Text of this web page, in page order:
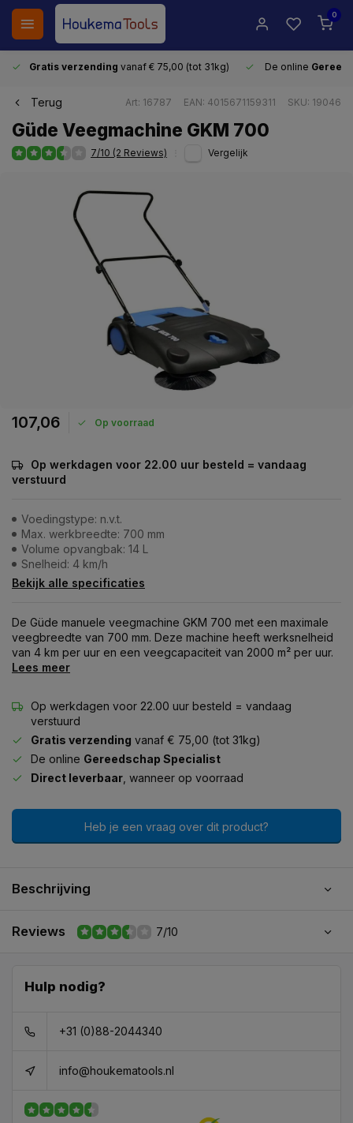
0
Gratis verzending vanaf € 75,00 (tot 31kg) De online
Terug Art: 16787 EAN: 4015671159311 SKU: 19046
Güde Veegmachine GKM 700
7/10 (2 Reviews) Vergelijk
107,06 Op voorraad
Op werkdagen voor 22.00 uur besteld = vandaag
verstuurd
Voedingstype: n.v.t.
Max. werkbreedte: 700 mm
Volume opvangbak: 14 L
Snelheid: 4 km/h
Bekijk alle specificaties
De Güde manuele veegmachine GKM 700 met een maximale
veegbreedte van 700 mm. Deze machine heeft werksnelheid
van 4 km per uur en een veegcapaciteit van 2000 m² per uur.
Lees meer
Op werkdagen voor 22.00 uur besteld = vandaag
verstuurd
Gratis verzending vanaf € 75,00 (tot 31kg)
De online Gereedschap Specialist
Direct leverbaar , wanneer op voorraad
Heb je een vraag over dit product?
Beschrijving
Reviews 7/10
Hulp nodig?
+31 (0)88-2044340
info@houkematools.nl